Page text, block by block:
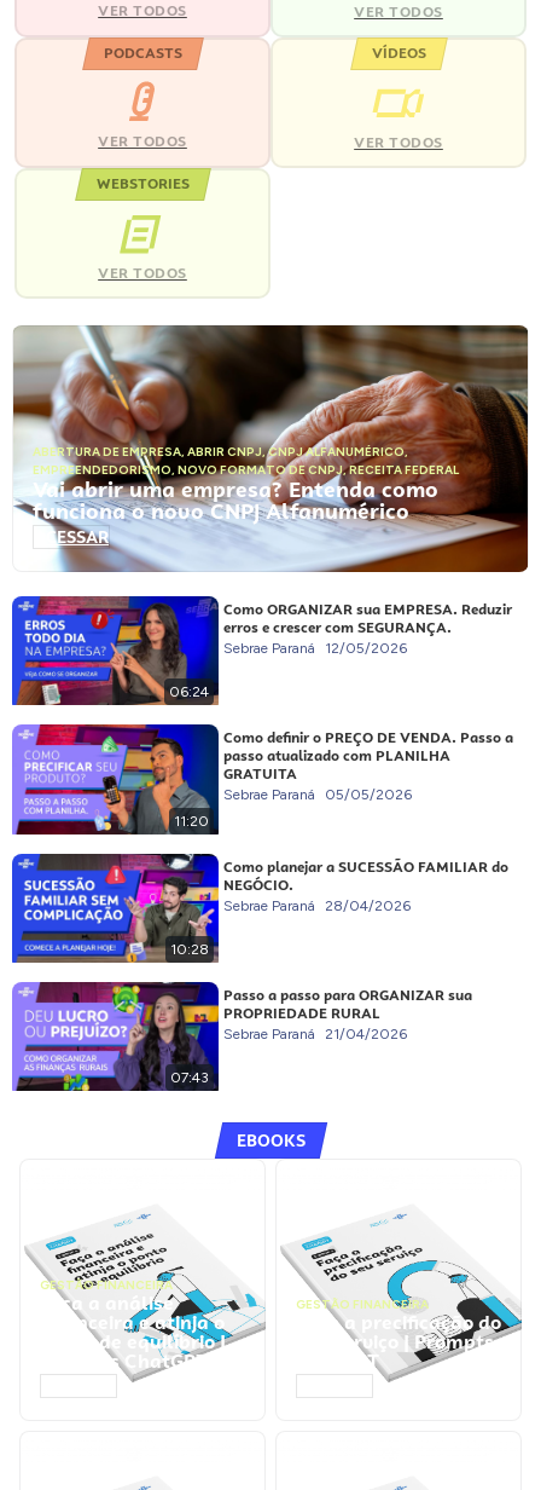
VER TODOS VER TODOS
PODCASTS
VER TODOS
VÍDEOS
VER TODOS
WEBSTORIES
VER TODOS
ABERTURA DE EMPRESA, ABRIR CNPJ,CNPJ ALFANUMÉRICO,
EMPREENDEDORISMO, NOVO FORMATO DE CNPJ,RECEITA FEDERAL
Vai abrir uma empresa? Entenda como
funciona o novo CNPJ Alfanumérico
ACESSAR
06:24
Como ORGANIZAR sua EMPRESA. Reduzir
erros e crescer com SEGURANÇA.
Sebrae Paraná 12/05/2026
11:20
Como definir o PREÇO DE VENDA. Passo a
passo atualizado com PLANILHA
GRATUITA
Sebrae Paraná 05/05/2026
10:28
Como planejar a SUCESSÃO FAMILIAR do
NEGÓCIO.
Sebrae Paraná 28/04/2026
07:43
Passo a passo para ORGANIZAR sua
PROPRIEDADE RURAL
Sebrae Paraná 21/04/2026
EBOOKS
GESTÃO FINANCEIRA
Faça a análise
financeira e atinja o
ponto de equilíbrio |
Prompts ChatGPT
GESTÃO FINANCEIRA
Faça a precificação do
seu serviço | Prompts
ChatGPT